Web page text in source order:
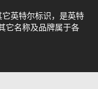
英特尔标识，是英特
它名称及品牌属于各